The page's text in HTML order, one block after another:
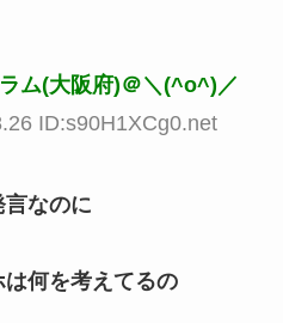
ム(大阪府)＠＼(^o^)／
ID:s90H1XCg0.net
なのに
何を考えてるの